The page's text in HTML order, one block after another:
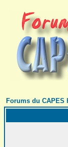
Forums du CAPES